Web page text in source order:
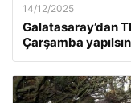
14/12/2025
Galatasaray’dan
Çarşamba